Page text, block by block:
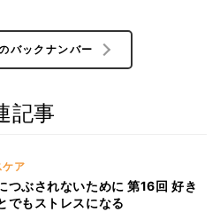
バックナンバー
記事
ケア
つぶされないために 第16回 好き
でもストレスになる